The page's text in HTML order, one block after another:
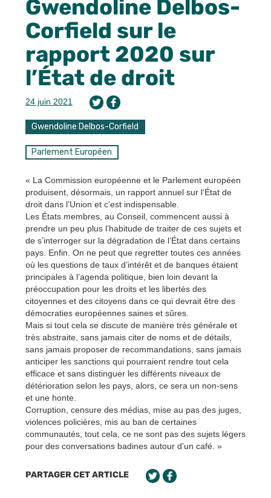
Gwendoline Delbos-
Corfield sur le
rapport 2020 sur
l’État de droit
24 juin 2021
Gwendoline Delbos-Corfield
Parlement Européen
« La Commission européenne et le Parlement européen
produisent, désormais, un rapport annuel sur l’État de
droit dans l’Union et c’est indispensable.
Les États membres, au Conseil, commencent aussi à
prendre un peu plus l’habitude de traiter de ces sujets et
de s’interroger sur la dégradation de l’État dans certains
pays. Enfin. On ne peut que regretter toutes ces années
où les questions de taux d’intérêt et de banques étaient
principales à l’agenda politique, bien loin devant la
préoccupation pour les droits et les libertés des
citoyennes et des citoyens dans ce qui devrait être des
démocraties européennes saines et sûres.
Mais si tout cela se discute de manière très générale et
très abstraite, sans jamais citer de noms et de détails,
sans jamais proposer de recommandations, sans jamais
anticiper les sanctions qui pourraient rendre tout cela
efficace et sans distinguer les différents niveaux de
détérioration selon les pays, alors, ce sera un non-sens
et une honte.
Corruption, censure des médias, mise au pas des juges,
violences policières, mis au ban de certaines
communautés, tout cela, ce ne sont pas des sujets légers
pour des conversations badines autour d’un café. »
PARTAGER CET ARTICLE